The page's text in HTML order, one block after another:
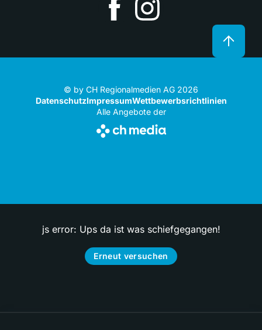
© by CH Regionalmedien AG 2026
DatenschutzImpressumWettbewerbsrichtlinien
Alle Angebote der
js error: Ups da ist was schiefgegangen!
Erneut versuchen